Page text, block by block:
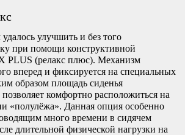
улучшить и без того
при помощи конструктивной
PLUS (релакс плюс). Механизм
вперед и фиксируется на специальных
образом площадь сиденья
позволяет комфортно расположиться на
«полулёжа». Данная опция особенно
много времени в сидячем
длительной физической нагрузки на